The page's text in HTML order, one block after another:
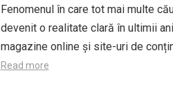
Fenomenul în care tot mai multe
devenit o realitate clară în ultimii
magazine online și site-uri de
Read more